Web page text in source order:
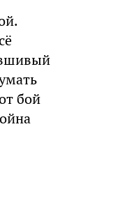
бой